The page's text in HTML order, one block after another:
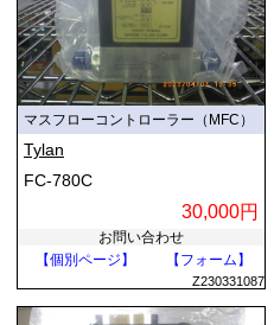
マスフローコントローラー（MFC）
Tylan
FC-780C
30,000円
お問い合わせ
【個別ページ】
【フォーム】
Z230331087